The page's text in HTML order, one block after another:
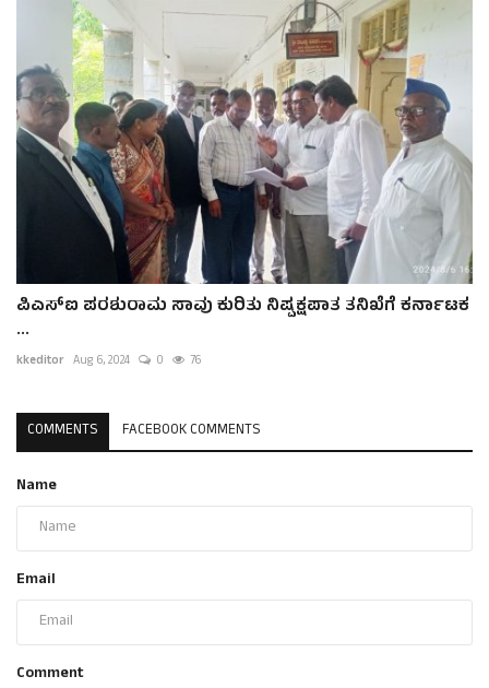
ಪಿಎಸ್ಐ ಪರಶುರಾಮ ಸಾವು ಕುರಿತು ನಿಷ್ಪಕ್ಷಪಾತ ತನಿಖೆಗೆ ಕರ್ನಾಟಕ
...
kkeditor Aug 6, 2024 0 76
COMMENTS FACEBOOK COMMENTS
Name
Email
Comment